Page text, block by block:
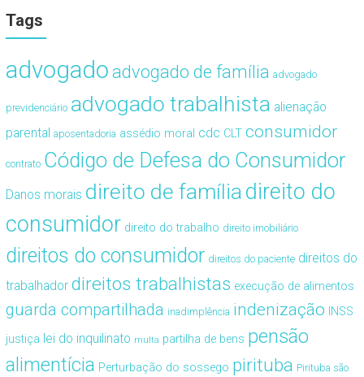
Tags
advogado advogado de família advogado
previdenciário advogado trabalhista alienação
parental aposentadoria assédio moral cdc CLT consumidor
contrato Código de Defesa do Consumidor
Danos morais direito de famíliadireito do
consumidor direito do trabalho direito imobiliário
direitos do consumidor direitos do paciente direitos do
trabalhador direitos trabalhistas execução de alimentos
guarda compartilhada inadimplência indenização INSS
justiça lei do inquilinato multa partilha de bens pensão
alimentícia Perturbação do sossego pirituba Pirituba são